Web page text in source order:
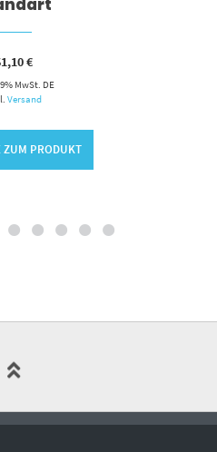
€
MwSt. DE
Versand
ZUM PRODUKT